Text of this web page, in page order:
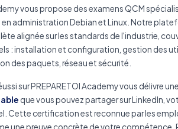
vous propose des examens QCM
administration Debian et Linux. Notre
alignée sur les standards de l'industrie,
: installation et configuration, gestion des
des paquets, réseau et sécurité.
sur PREPARETOI Academy vous délivre
que vous pouvez partager sur LinkedIn,
Cette certification est reconnue par les
une preuve concrète de votre compétence.